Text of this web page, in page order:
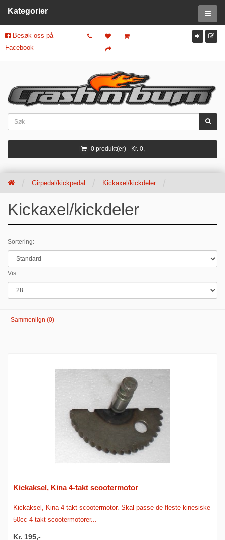
Besøk oss på
Facebook
0 produkt(er) - Kr. 0,-
Kategorier
Girpedal/kickpedal Kickaxel/kickdeler
Kickaxel/kickdeler
Sortering:
Vis:
Sammenlign (0)
Kickaksel, Kina 4-takt scootermotor
Kickaksel, Kina 4-takt scootermotor. Skal passe de fleste kinesiske
50cc 4-takt scootermotorer...
Kr. 195,-